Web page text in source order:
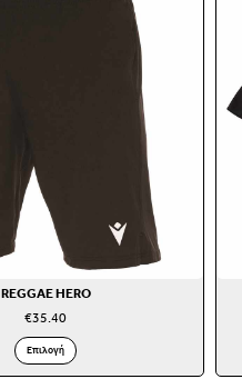
REGGAE HERO
€35.40
Επιλογή